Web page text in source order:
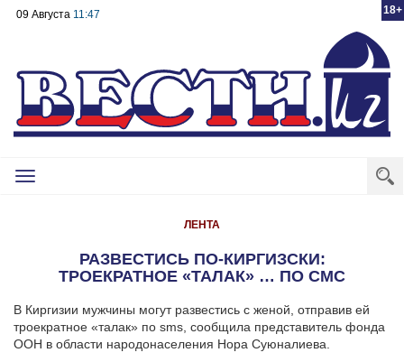
18+
09 Августа 11:47
Toggle
ЛЕНТА
РАЗВЕСТИСЬ ПО-КИРГИЗСКИ:
ТРОЕКРАТНОЕ «ТАЛАК» … ПО СМС
В Киргизии мужчины могут развестись с женой, отправив ей
троекратное «талак» по sms, сообщила представитель фонда
ООН в области народонаселения Нора Суюналиева.